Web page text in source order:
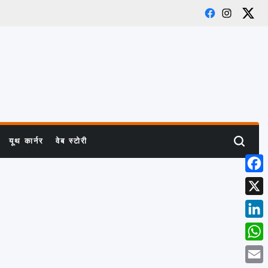
Facebook
Instagram
X
यूथ कार्नर वेब स्टोरी Search
X